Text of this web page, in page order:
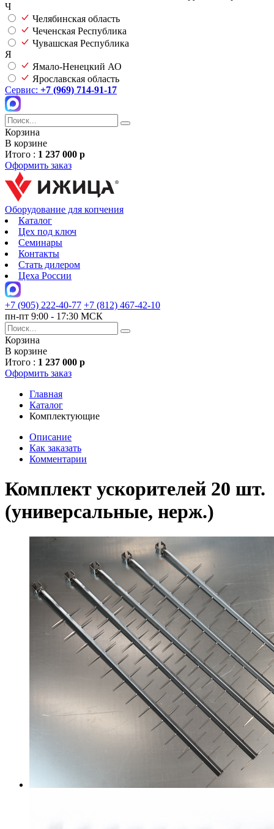
Ч
Челябинская область
Чеченская Республика
Чувашская Республика
Я
Ямало-Ненецкий АО
Ярославская область
Сервис: +7 (969) 714-91-17
Корзина
В корзине
Итого : 1 237 000 р
Оформить заказ
Оборудование для копчения
Каталог
Цех под ключ
Семинары
Контакты
Стать дилером
Цеха России
+7 (905) 222-40-77 +7 (812) 467-42-10
пн-пт 9:00 - 17:30 МСК
Корзина
В корзине
Итого : 1 237 000 р
Оформить заказ
Главная
Каталог
Комплектующие
Описание
Как заказать
Комментарии
Комплект ускорителей 20 шт.
(универсальные, нерж.)